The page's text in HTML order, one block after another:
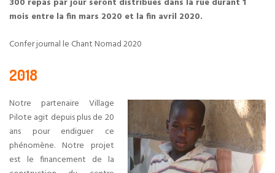
mois entre la fin mars 2020 et la fin avril 2020.
Confer journal le Chant Nomad 2020
2018
Notre partenaire Village
Pilote agit depuis plus de 20
ans pour endiguer ce
phénomène. Notre projet
est le financement de la